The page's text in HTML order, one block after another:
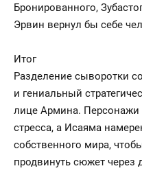
Бронированного,
Эрвин вернул бы себе
Итог
Разделение сыворотки
и гениальный
лице Армина. Персонажи
стресса, а Исаяма
собственного мира,
продвинуть сюжет через